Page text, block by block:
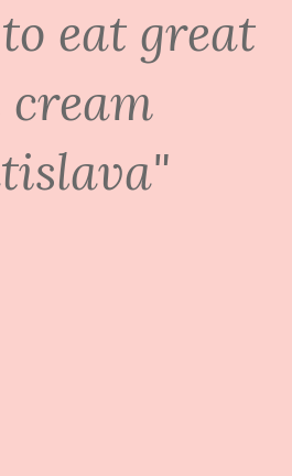
eat great
cream